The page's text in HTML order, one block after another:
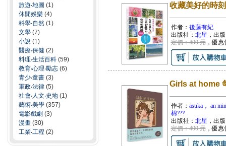
旅遊‧地圖 (1)
休閒娛樂 (4)
科學‧自然 (1)
文學 (7)
小說 (1)
醫療‧保健 (2)
料理‧生活百科 (59)
教育‧心理‧勵志 (6)
青少‧童書 (3)
軍政‧法律 (5)
社會‧人文‧史地 (1)
藝術‧美學 (357)
電影戲劇 (3)
漫畫 (30)
工業‧工程 (2)
收藏美好的時
作者： 後藤有紀
出版社： 北星 ，出
定價：400 元，優惠
Girls at home
作者： asuka， an
棉???
出版社： 北星 ，出
定價：400 元，優惠